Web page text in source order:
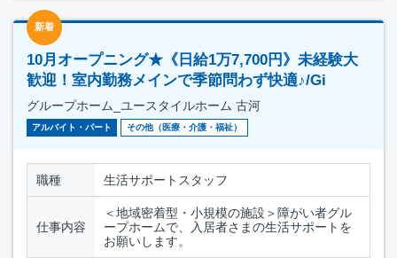
新着
10月オープニング★《日給1万7,700円》未経験大
歓迎！室内勤務メインで季節問わず快適♪/Gi
グループホーム_ユースタイルホーム 古河
アルバイト・パート その他（医療・介護・福祉）
職種 生活サポートスタッフ
仕事内容
＜地域密着型・小規模の施設＞障がい者グル
ープホームで、入居者さまの生活サポートを
お願いします。